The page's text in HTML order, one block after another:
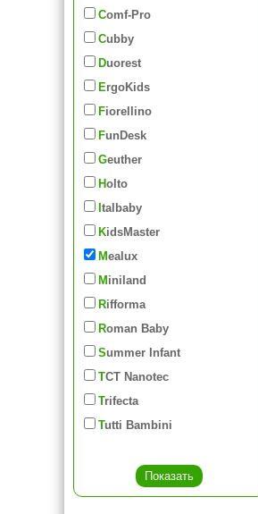
Comf-Pro
Cubby
Duorest
ErgoKids
Fiorellino
FunDesk
Geuther
Holto
Italbaby
KidsMaster
Mealux
Miniland
Rifforma
Roman Baby
Summer Infant
TCT Nanotec
Trifecta
Tutti Bambini